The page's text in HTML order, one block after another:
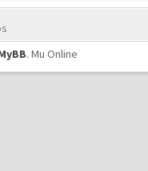
. Mu Online